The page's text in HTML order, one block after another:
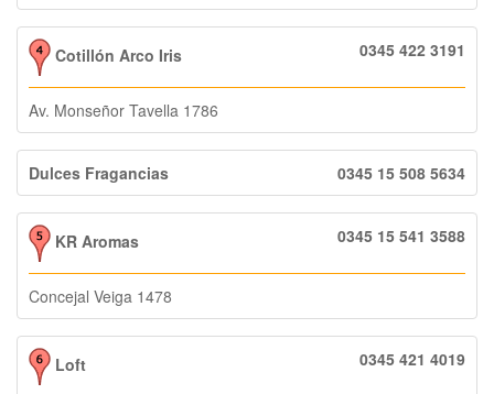
Cotillón Arco Iris 0345 422 3191
Av. Monseñor Tavella 1786
Dulces Fragancias 0345 15 508 5634
KR Aromas 0345 15 541 3588
Concejal Veiga 1478
Loft 0345 421 4019